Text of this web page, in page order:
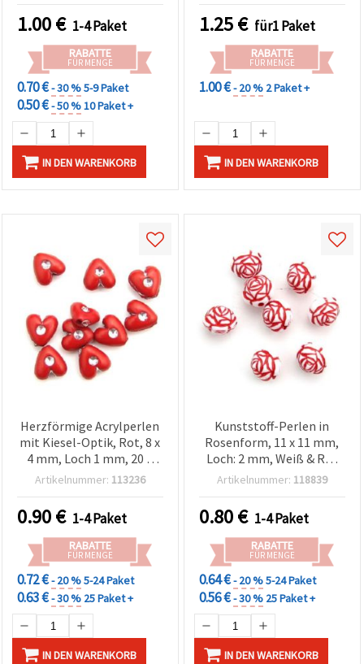
1.00€ 1-4 Paket
RABATTE
FÜR MENGE
0.70 €- 30 %5-9 Paket
0.50 €- 50 %10 Paket +
IN DEN WARENKORB
1.25€ für1 Paket
RABATTE
FÜR MENGE
1.00 €- 20 % 2 Paket +
IN DEN WARENKORB
Herzförmige Acrylperlen
mit Kiesel-Optik, Rot, 8 x
4 mm, Loch 1 mm, 20 g
(±120 Stk) – für
Armbänder, Halsketten,
Deko und Kunstprojekte
Artikelnummer: 113236
0.90€ 1-4 Paket
RABATTE
FÜR MENGE
0.72 €- 20 %5-24 Paket
0.63 €- 30 % 25 Paket +
IN DEN WARENKORB
Kunststoff-Perlen in
Rosenform, 11 x 11 mm,
Loch: 2 mm, Weiß & Rot
(gemischt), Washed-
Artikelnummer: 118839
0.80€ 1-4 Paket
RABATTE
FÜR MENGE
0.64 €- 20 %5-24 Paket
0.56 €- 30 % 25 Paket +
IN DEN WARENKORB